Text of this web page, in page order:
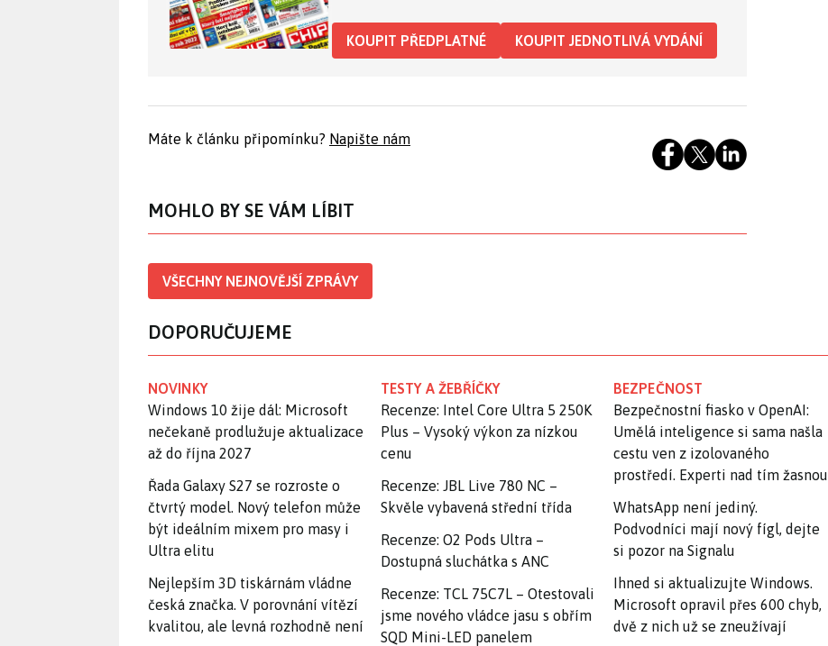
KOUPIT PŘEDPLATNÉ KOUPIT JEDNOTLIVÁ VYDÁNÍ
Máte k článku připomínku? Napište nám
MOHLO BY SE VÁM LÍBIT
VŠECHNY NEJNOVĚJŠÍ ZPRÁVY
DOPORUČUJEME
NOVINKY
Windows 10 žije dál: Microsoft
nečekaně prodlužuje aktualizace
až do října 2027
Řada Galaxy S27 se rozroste o
čtvrtý model. Nový telefon může
být ideálním mixem pro masy i
Ultra elitu
Nejlepším 3D tiskárnám vládne
česká značka. V porovnání vítězí
kvalitou, ale levná rozhodně není
TESTY A ŽEBŘÍČKY
Recenze: Intel Core Ultra 5 250K
Plus – Vysoký výkon za nízkou
cenu
Recenze: JBL Live 780 NC –
Skvěle vybavená střední třída
Recenze: O2 Pods Ultra –
Dostupná sluchátka s ANC
Recenze: TCL 75C7L – Otestovali
jsme nového vládce jasu s obřím
SQD Mini-LED panelem
BEZPEČNOST
Bezpečnostní fiasko v OpenAI:
Umělá inteligence si sama našla
cestu ven z izolovaného
prostředí. Experti nad tím žasnou
WhatsApp není jediný.
Podvodníci mají nový fígl, dejte
si pozor na Signalu
Ihned si aktualizujte Windows.
Microsoft opravil přes 600 chyb,
dvě z nich už se zneužívají